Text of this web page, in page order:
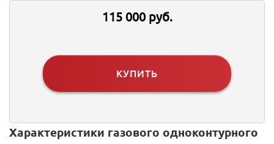
115 000 руб.
КУПИТЬ
Характеристики газового одноконтурного